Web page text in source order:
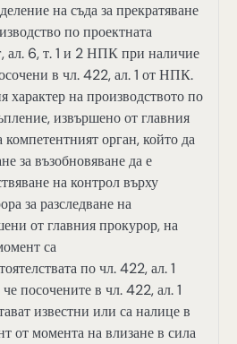
на съда за прекратяване
по проектната
ал. 6, т. 1 и 2 НПК при наличие
в чл. 422, ал. 1 от НПК.
на производството по
извършено от главния
компетентният орган, който да
за възобновяване да е
на контрол върху
за разследване на
от главния прокурор, на
са
по чл. 422, ал. 1
посочените в чл. 422, ал. 1
известни или са налице в
от момента на влизане в сила